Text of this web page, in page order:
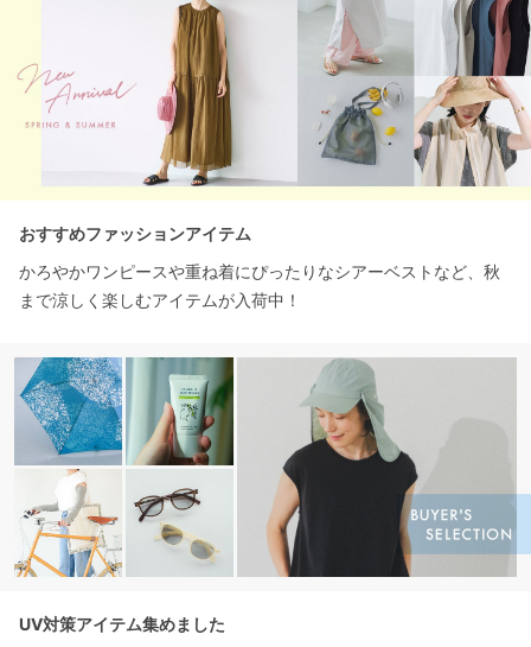
おすすめファッションアイテム
かろやかワンピースや重ね着にぴったりなシアーベストなど、秋
まで涼しく楽しむアイテムが入荷中！
UV対策アイテム集めました